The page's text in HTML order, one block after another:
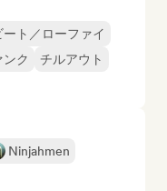
ート／ローファイ
ク
チルアウト
Ninjahmen